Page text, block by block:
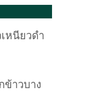
หนียวดำ
ข้าวบาง